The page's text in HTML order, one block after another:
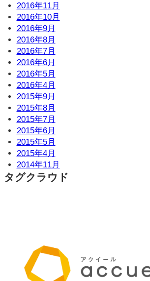
2016年11月
2016年10月
2016年9月
2016年8月
2016年7月
2016年6月
2016年5月
2016年4月
2015年9月
2015年8月
2015年7月
2015年6月
2015年5月
2015年4月
2014年11月
タグクラウド